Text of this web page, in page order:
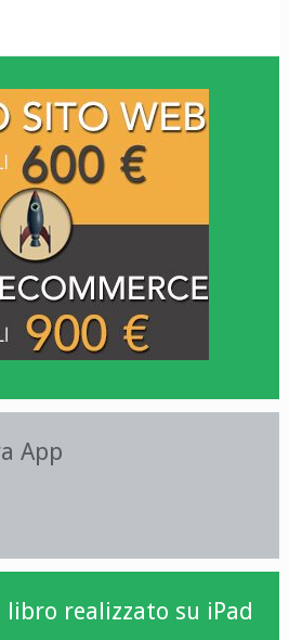
App
libro realizzato su iPad